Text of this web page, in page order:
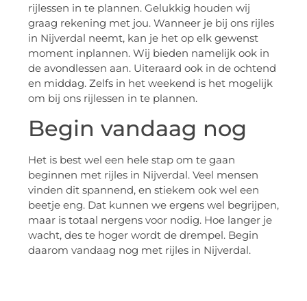
rijlessen in te plannen. Gelukkig houden wij
graag rekening met jou. Wanneer je bij ons rijles
in Nijverdal neemt, kan je het op elk gewenst
moment inplannen. Wij bieden namelijk ook in
de avondlessen aan. Uiteraard ook in de ochtend
en middag. Zelfs in het weekend is het mogelijk
om bij ons rijlessen in te plannen.
Begin vandaag nog
Het is best wel een hele stap om te gaan
beginnen met rijles in Nijverdal. Veel mensen
vinden dit spannend, en stiekem ook wel een
beetje eng. Dat kunnen we ergens wel begrijpen,
maar is totaal nergens voor nodig. Hoe langer je
wacht, des te hoger wordt de drempel. Begin
daarom vandaag nog met rijles in Nijverdal.